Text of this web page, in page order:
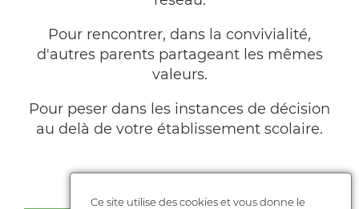
Pour rencontrer, dans la convivialité,
d'autres parents partageant les mêmes
valeurs.
Pour peser dans les instances de décision
au delà de votre établissement scolaire.
Ce site utilise des cookies et vous donne le